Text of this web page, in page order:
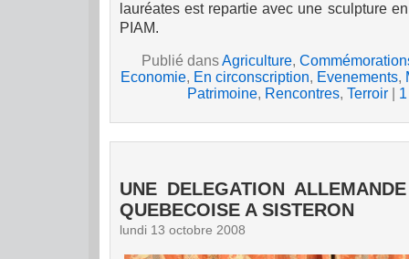
lauréates est repartie avec une sculpture
PIAM.
Publié dansAgriculture,
Economie, En circonscription, Evenements,
Patrimoine, Rencontres, Terroir
UNE DELEGATION
QUEBECOISE A SISTERON
lundi 13 octobre 2008